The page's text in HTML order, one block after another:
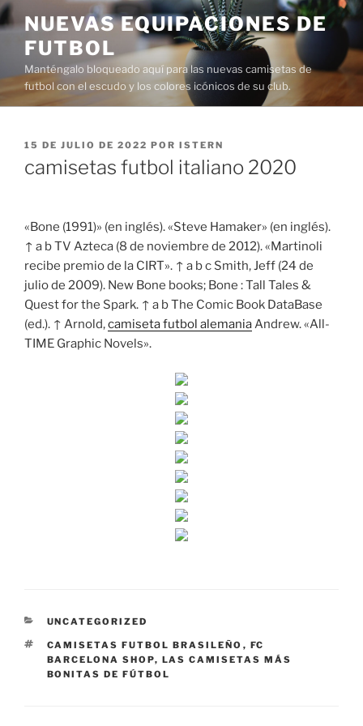
Saltar
al
contenido
NUEVAS EQUIPACIONES DE
FUTBOL
Manténgalo bloqueado aquí para las nuevas camisetas de
futbol con el escudo y los colores icónicos de su club.
PUBLICADO
15 DE JULIO DE 2022 POR ISTERN
camisetas futbol italiano 2020
«Bone (1991)» (en inglés). «Steve Hamaker» (en inglés).
↑ a b TV Azteca (8 de noviembre de 2012). «Martinoli
recibe premio de la CIRT». ↑ a b c Smith, Jeff (24 de
julio de 2009). New Bone books; Bone : Tall Tales &
Quest for the Spark. ↑ a b The Comic Book DataBase
(ed.). ↑ Arnold,camiseta futbol alemaniaAndrew. «All-
TIME Graphic Novels».
CATEGORÍAS
UNCATEGORIZED
ETIQUETAS
CAMISETAS FUTBOL BRASILEÑO , FC
BARCELONA SHOP, LAS CAMISETAS MÁS
BONITAS DE FÚTBOL